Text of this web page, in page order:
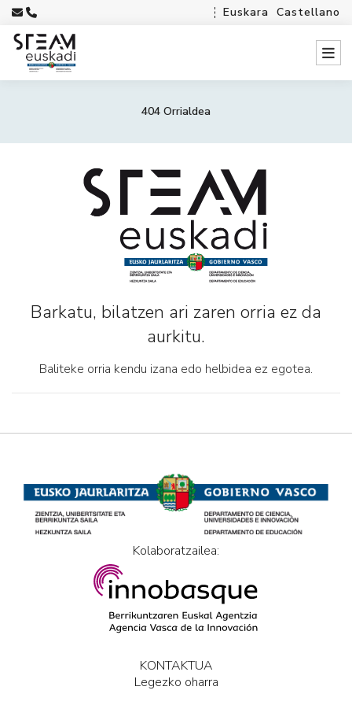
Euskara Castellano
404 Orrialdea
Barkatu, bilatzen ari zaren orria ez da
aurkitu.
Baliteke orria kendu izana edo helbidea ez egotea.
Kolaboratzailea:
KONTAKTUA
Legezko oharra